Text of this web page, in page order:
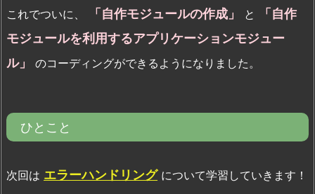
これでついに、 「自作モジュールの作成」 と
「自作
モジュールを利用するアプリケーションモジュー
ル」
のコーディングができるようになりました。
ひとこと
次回は エラーハンドリングについて学習していきます！